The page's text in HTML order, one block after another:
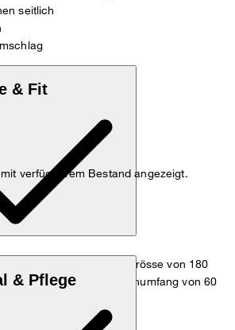
verfügbarem Bestand angezeigt.
seitlich
& Fit
36 bei einer Körpergrösse von 180
von 83 cm, einem Taillenumfang von 60
& Pflege